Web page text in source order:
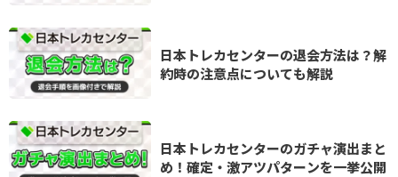
日本トレカセンターの退会方法は？解
約時の注意点についても解説
日本トレカセンターのガチャ演出まと
め！確定・激アツパターンを一挙公開